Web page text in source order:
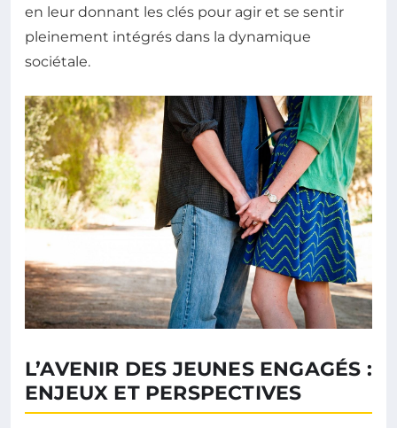
en leur donnant les clés pour agir et se sentir
pleinement intégrés dans la dynamique
sociétale.
L’AVENIR DES JEUNES ENGAGÉS :
ENJEUX ET PERSPECTIVES